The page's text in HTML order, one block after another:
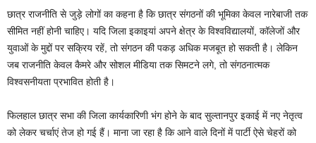
छात्र राजनीति से जुड़े लोगों का कहना है कि छात्र संगठनों की भूमिका केवल नारेबाजी तक
सीमित नहीं होनी चाहिए। यदि जिला इकाइयां अपने क्षेत्र के विश्वविद्यालयों, कॉलेजों और
युवाओं के मुद्दों पर सक्रिय रहें, तो संगठन की पकड़ अधिक मजबूत हो सकती है। लेकिन
जब राजनीति केवल कैमरे और सोशल मीडिया तक सिमटने लगे, तो संगठनात्मक
विश्वसनीयता प्रभावित होती है।
फिलहाल छात्र सभा की जिला कार्यकारिणी भंग होने के बाद सुल्तानपुर इकाई में नए नेतृत्व
को लेकर चर्चाएं तेज हो गई हैं। माना जा रहा है कि आने वाले दिनों में पार्टी ऐसे चेहरों को